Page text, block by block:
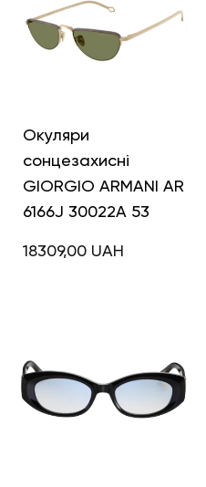
Окуляри
сонцезахисні
GIORGIO ARMANI AR
6166J 30022A 53
18309,00 UAH